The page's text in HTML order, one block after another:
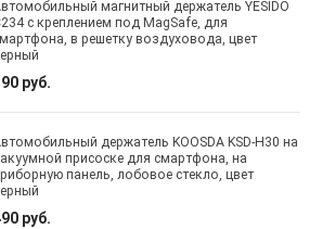
магнитный держатель YESIDO
с креплением под MagSafe, для
в решетку воздуховода, цвет
руб.
держатель KOOSDA KSD-H30 на
присоске для смартфона, на
панель, лобовое стекло, цвет
руб.